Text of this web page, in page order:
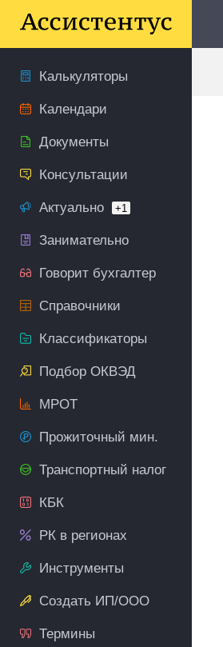
Калькуляторы
Календари
Документы
Консультации
Актуально +1
Занимательно
Говорит бухгалтер
Справочники
Классификаторы
Подбор ОКВЭД
МРОТ
Прожиточный мин.
Транспортный налог
КБК
РК в регионах
Инструменты
Создать ИП/ООО
Термины